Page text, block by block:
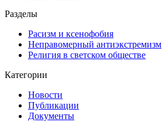
Разделы
Расизм и ксенофобия
Неправомерный антиэкстремизм
Религия в светском обществе
Категории
Новости
Публикации
Документы